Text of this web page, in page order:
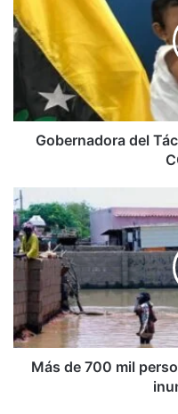
y
su
positivo
a
COVID-Gobernadora del
Más
de
700
mil
personas
afectadas
en
Sudán
por
inundaciones
Más de 700 mil